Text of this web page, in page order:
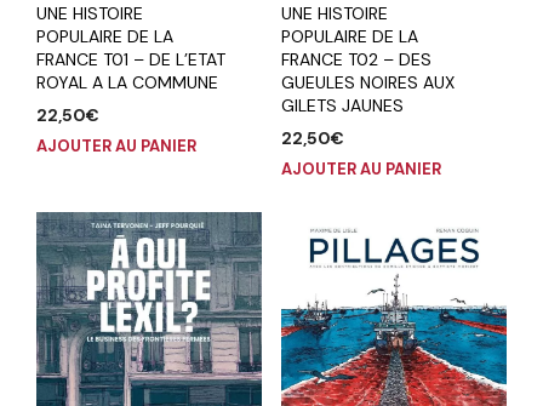
UNE HISTOIRE
POPULAIRE DE LA
FRANCE T01 – DE L’ETAT
ROYAL A LA COMMUNE
22,50€
AJOUTER AU PANIER
UNE HISTOIRE
POPULAIRE DE LA
FRANCE T02 – DES
GUEULES NOIRES AUX
GILETS JAUNES
22,50€
AJOUTER AU PANIER